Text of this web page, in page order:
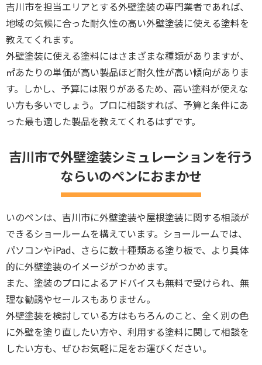
吉川市を担当エリアとする外壁塗装の専門業者であれば、
地域の気候に合った耐久性の高い外壁塗装に使える塗料を
教えてくれます。
外壁塗装に使える塗料にはさまざまな種類がありますが、
㎡あたりの単価が高い製品ほど耐久性が高い傾向がありま
す。しかし、予算には限りがあるため、高い塗料が使えな
い方も多いでしょう。プロに相談すれば、予算と条件にあ
った最も適した製品を教えてくれるはずです。
吉川市で外壁塗装シミュレーションを行う
ならいのペンにおまかせ
いのペンは、吉川市に外壁塗装や屋根塗装に関する相談が
できるショールームを構えています。ショールームでは、
パソコンやiPad、さらに数十種類ある塗り板で、より具体
的に外壁塗装のイメージがつかめます。
また、塗装のプロによるアドバイスも無料で受けられ、無
理な勧誘やセールスもありません。
外壁塗装を検討している方はもちろんのこと、全く別の色
に外壁を塗り直したい方や、利用する塗料に関して相談を
したい方も、ぜひお気軽に足をお運びください。